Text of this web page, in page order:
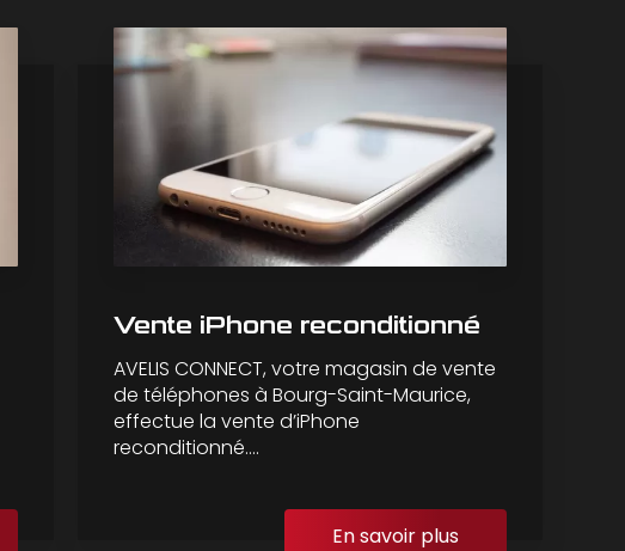
Vente iPhone reconditionné
AVELIS CONNECT, votre magasin de vente
de téléphones à Bourg-Saint-Maurice,
effectue la vente d’iPhone
reconditionné....
En savoir plus